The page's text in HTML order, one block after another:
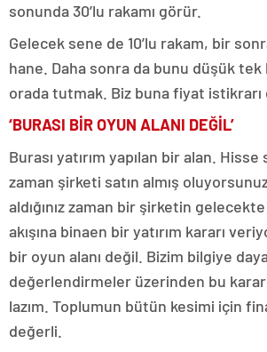
sonunda 30’lu rakamı görür.
Gelecek sene de 10’lu rakam, bir
hane. Daha sonra da bunu düşük
orada tutmak. Biz buna fiyat istikrarı
‘BURASI BİR OYUN ALANI DEĞİL’
Burası yatırım yapılan bir alan. Hisse
zaman şirketi satın almış
aldığınız zaman bir şirketin
akışına binaen bir yatırım kararı
bir oyun alanı değil. Bizim bilgiye
değerlendirmeler üzerinden bu
lazım. Toplumun bütün kesimi için
değerli.